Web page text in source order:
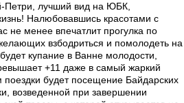
Петри, лучший вид на ЮБК,
Налюбовавшись красотами с
не менее впечатлит прогулка по
взбодриться и помолодеть на
купание в Ванне молодости,
+11 даже в самый жаркий
будет посещение Байдарских
возведенной при завершении